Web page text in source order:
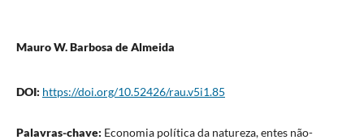
Mauro W. Barbosa de Almeida
DOI: https://doi.org/10.52426/rau.v5i1.85
Palavras-chave: Economia política da natureza, entes não-